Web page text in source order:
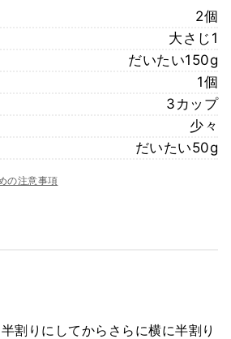
2個
大さじ1
だいたい150g
1個
3カップ
少々
だいたい50g
の注意事項
割りにしてからさらに横に半割り